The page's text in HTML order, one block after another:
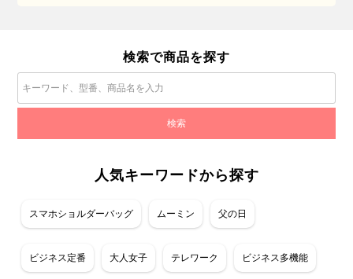
検索で商品を探す
人気キーワードから探す
スマホショルダーバッグ ムーミン 父の日
ビジネス定番 大人女子 テレワーク ビジネス多機能